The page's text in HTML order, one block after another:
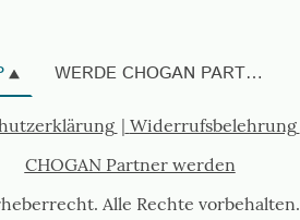
WERDE CHOGAN PARTNER
| Widerrufsbelehrung
CHOGAN Partner werden
Alle Rechte vorbehalten.